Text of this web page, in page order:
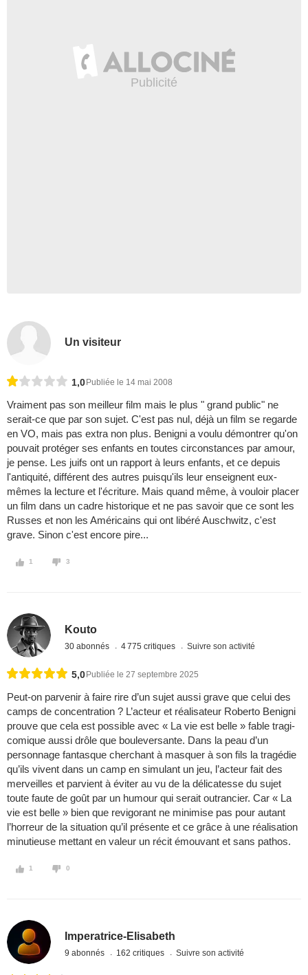
Un visiteur
1,0 Publiée le 14 mai 2008
Vraiment pas son meilleur film mais le plus " grand public" ne
serait-ce que par son sujet. C'est pas nul, déjà un film se regarde
en VO, mais pas extra non plus. Benigni a voulu démontrer qu'on
pouvait protéger ses enfants en toutes circonstances par amour,
je pense. Les juifs ont un rapport à leurs enfants, et ce depuis
l'antiquité, différent des autres puisqu'ils leur enseignent eux-
mêmes la lecture et l'écriture. Mais quand même, à vouloir placer
un film dans un cadre historique et ne pas savoir que ce sont les
Russes et non les Américains qui ont libéré Auschwitz, c'est
grave. Sinon c'est encore pire...
1 3
Kouto
30 abonnés 4 775 critiques Suivre son activité
5,0 Publiée le 27 septembre 2025
Peut-on parvenir à faire rire d’un sujet aussi grave que celui des
camps de concentration ? L’acteur et réalisateur Roberto Benigni
prouve que cela est possible avec « La vie est belle » fable tragi-
comique aussi drôle que bouleversante. Dans la peau d’un
personnage fantasque cherchant à masquer à son fils la tragédie
qu’ils vivent dans un camp en simulant un jeu, l’acteur fait des
merveilles et parvient à éviter au vu de la délicatesse du sujet
toute faute de goût par un humour qui serait outrancier. Car « La
vie est belle » bien que revigorant ne minimise pas pour autant
l’horreur de la situation qu’il présente et ce grâce à une réalisation
minutieuse mettant en valeur un récit émouvant et sans pathos.
1 0
Imperatrice-Elisabeth
9 abonnés 162 critiques Suivre son activité